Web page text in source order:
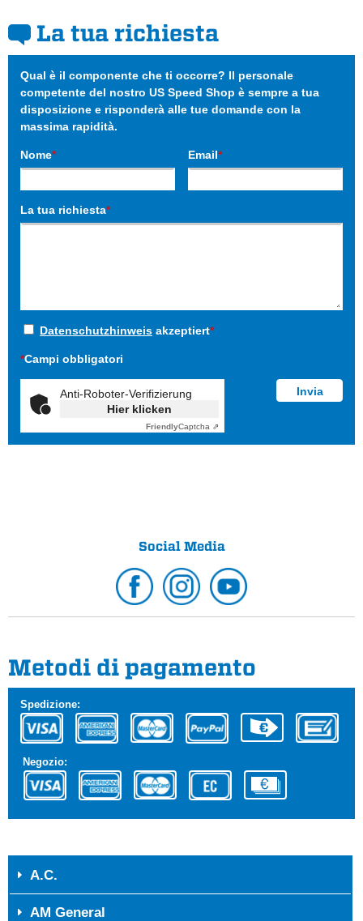
La tua richiesta
Qual è il componente che ti occorre? Il personale
competente del nostro US Speed Shop è sempre a tua
disposizione e risponderà alle tue domande con la
massima rapidità.
Nome* Email*
La tua richiesta*
Datenschutzhinweis akzeptiert*
*Campi obbligatori
Anti-Roboter-Verifizierung
Hier klicken
FriendlyCaptcha ⇗
Social Media
Metodi di pagamento
Spedizione:
Negozio:
A.C.
AM General